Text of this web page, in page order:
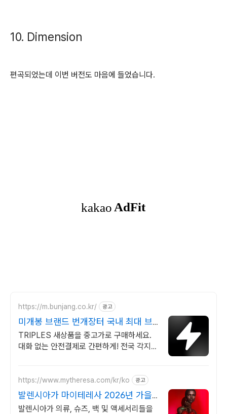
10. Dimension
편곡되었는데 이번 버전도 마음에 들었습니다.
https://m.bunjang.co.kr/ 광고
미개봉 브랜드 번개장터 국내 최대 브
랜드 중고거래
TRIPLES 새상품을 중고가로 구매하세요.
대화 없는 안전결제로 간편하게! 전국 각지에
https://www.mytheresa.com/kr/ko 광고
발렌시아가 마이테레사 2026년 가을/
겨울 컬렉션
발렌시아가 의류, 슈즈, 백 및 액세서리들을